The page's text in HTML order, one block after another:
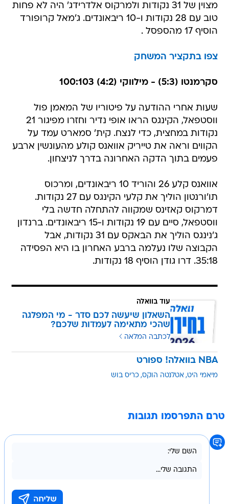
מצוין של 31 נקודות ולמרקוס אלדרידג' היה לא פחות
טוב עם 28 נקודות ו-10 ריבאונדים. ג'מאל קרופורד
הוסיף 17 מהספסל .
צפו בתקציר המשחק
סקרמנטו (5:3) - מילווקי (4:2) 100:103
שעות אחרי ההודעה על פיטוריו של המאמן פול
ווסטפאל, הקינגס הראו אופי נדיר וחזרו מפיגור 21
נקודות במחצית, כדי לנצח. קית' סמארט עמד על
הקווים וראה את טייריק אוואנס קולע מהעונשין ארבע
פעמים בתוך הדקה האחרונה בדרך לניצחון.
אוואנס קלע 26 והוריד 10 ריבאונדים, ומרכוס
תו'ורנטון הוליך את קלעי הקינגס עם 27 נקודות.
דמרקוס קאזינס שמקווה להתחלה חדשה בלי
ווסטפאל, סיים עם 19 נקודות ו-15 ריבאונדים. ברנדון
ג'נינגס הוליך את הבאקס עם 31 נקודות, אבל
הקבוצה שלו נעלמה ברבע האחרון בו היא הפסידה
35:18. דרו גודן הוסיף 18 נקודות.
עוד בוואלה
השאלון שיעשה לכם סדר - מי המפלגה
שהכי מתאימה לעמדות שלכם?
לכתבה המלאה
NBA בוואלה! ספורט
מיאמי היט אטלנטה הוקס כריס בוש
טרם התפרסמו תגובות